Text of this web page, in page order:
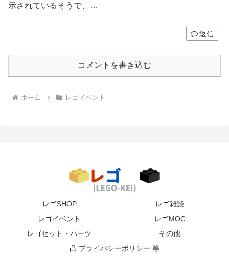
示されているそうで、…
返信
コメントを書き込む
ホーム レゴイベント
レゴSHOP
レゴ雑談
レゴイベント
レゴMOC
レゴセット・パーツ
その他
凸 プライバシーポリシー 等